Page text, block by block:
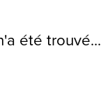
été trouvé...